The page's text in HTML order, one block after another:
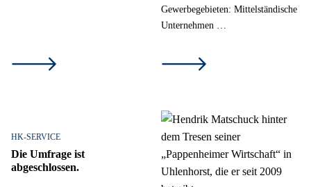
Gewerbegebieten: Mittelständische
Unternehmen …
HK-SERVICE
Die Umfrage ist
abgeschlossen.